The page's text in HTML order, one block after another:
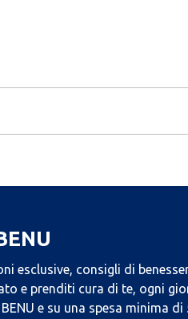
esclusive, consigli di
e prenditi cura di te, ogni
e su una spesa minima di